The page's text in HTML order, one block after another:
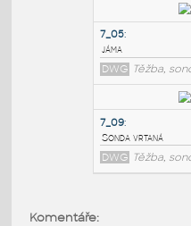
průzkumná
DWG
ústí štoly
DWG
Komentáře: